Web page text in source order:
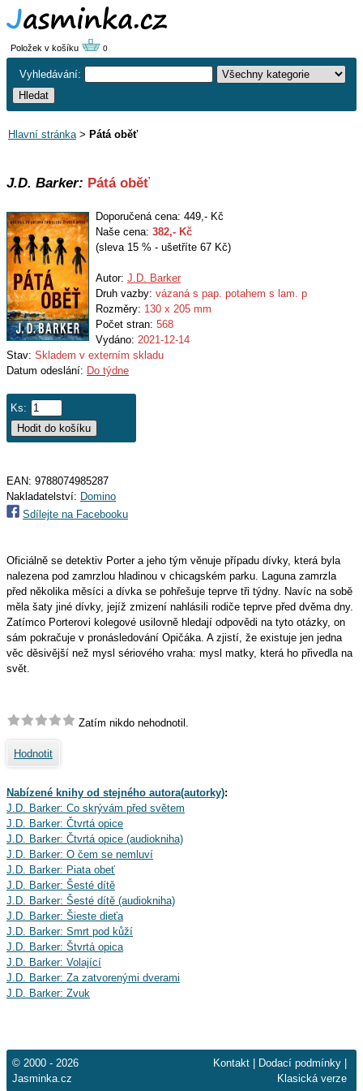
Položek v košíku 0
Vyhledávání:
Hlavní stránka> Pátá oběť
J.D. Barker: Pátá oběť
Doporučená cena: 449,- Kč
Naše cena: 382,- Kč
(sleva 15 % - ušetříte 67 Kč)
Autor: J.D. Barker
Druh vazby: vázaná s pap. potahem s lam. p
Rozměry: 130 x 205 mm
Počet stran: 568
Vydáno: 2021-12-14
Stav: Skladem v externím skladu
Datum odeslání: Do týdne
Ks:
EAN: 9788074985287
Nakladatelství: Domino
Sdílejte na Facebooku
Oficiálně se detektiv Porter a jeho tým věnuje případu dívky, která byla
nalezena pod zamrzlou hladinou v chicagském parku. Laguna zamrzla
před několika měsíci a dívka se pohřešuje teprve tři týdny. Navíc na sobě
měla šaty jiné dívky, jejíž zmizení nahlásili rodiče teprve před dvěma dny.
Zatímco Porterovi kolegové usilovně hledají odpovědi na tyto otázky, on
sám pokračuje v pronásledování Opičáka. A zjistí, že existuje jen jedna
věc děsivější než mysl sériového vraha: mysl matky, která ho přivedla na
svět.
Zatím nikdo nehodnotil.
Hodnotit
Nabízené knihy od stejného autora(autorky):
J.D. Barker: Co skrývám před světem
J.D. Barker: Čtvrtá opice
J.D. Barker: Čtvrtá opice (audiokniha)
J.D. Barker: O čem se nemluví
J.D. Barker: Piata obeť
J.D. Barker: Šesté dítě
J.D. Barker: Šesté dítě (audiokniha)
J.D. Barker: Šieste dieťa
J.D. Barker: Smrt pod kůží
J.D. Barker: Štvrtá opica
J.D. Barker: Volající
J.D. Barker: Za zatvorenými dverami
J.D. Barker: Zvuk
© 2000 - 2026
Jasminka.cz
Kontakt Dodací podmínky